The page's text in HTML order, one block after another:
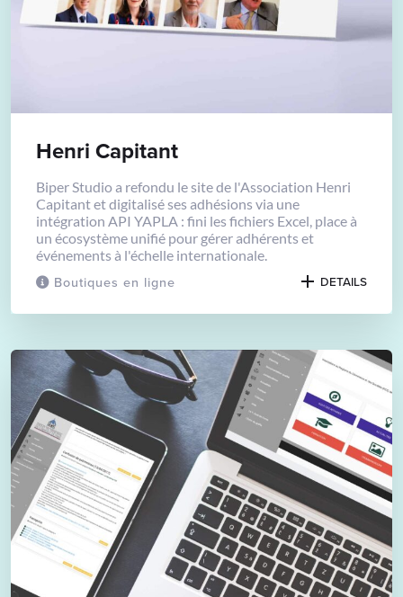
Boutiques en ligne
Henri Capitant
Biper Studio a refondu le site de l'Association Henri
Capitant et digitalisé ses adhésions via une
intégration API YAPLA : fini les fichiers Excel, place à
un écosystème unifié pour gérer adhérents et
événements à l'échelle internationale.
DETAILS